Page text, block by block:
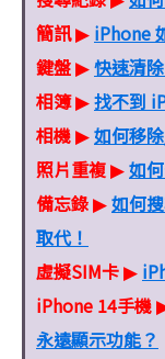
簡訊▶ iPhone
鍵盤▶快速清
相簿▶找不到
相機▶如何移
照片重複▶如
備忘錄▶如何
取代！
虛擬SIM卡▶
iPhone 14手機
永遠顯示功能？